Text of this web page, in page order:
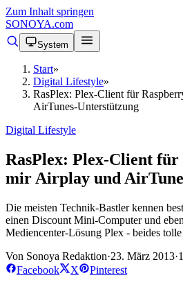
Zum Inhalt springen
SONOYA.com
System
Start»
Digital Lifestyle»
RasPlex: Plex-Client für
AirTunes-Unterstützung
Digital Lifestyle
RasPlex: Plex-Client
mir Airplay und
Die meisten Technik-Bastler kennen
einen Discount Mini-Computer und
Mediencenter-Lösung Plex - beides
Von Sonoya Redaktion·23. März 2013·
Facebook
X Pinterest